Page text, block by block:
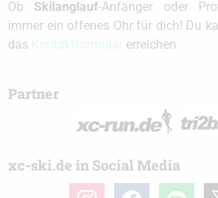
Ob Skilanglauf-Anfänger oder
immer ein offenes Ohr für dich! Du
das
erreichen.
Partner
xc-ski.de in Social Media
instagramfacebook spotify